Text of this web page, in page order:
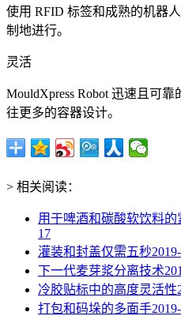
使用 RFID 标签和成熟的机器
制地进行。
灵活
MouldXpress Robot 迅速且可
往更多的容器设计。
> 相关阅读：
用于啤酒和碳酸软饮料
17
灌装和封盖仅需五秒
下一代麦芽浆分离技术
冷胶贴标中的高度灵活性
打包和码垛的多面手